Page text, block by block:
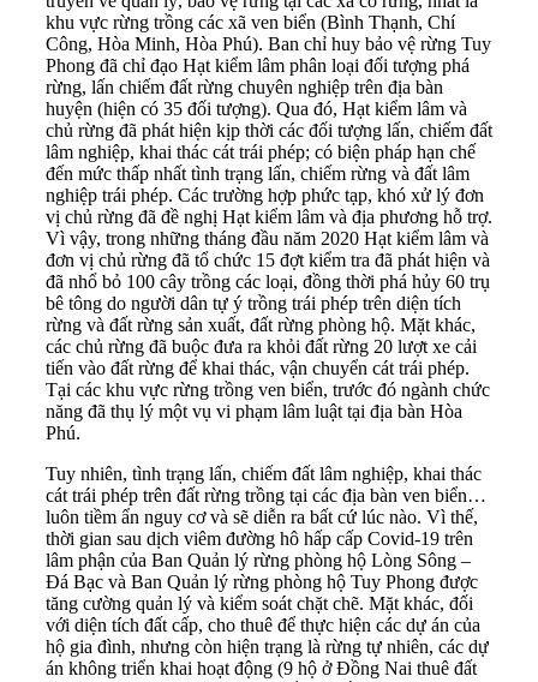
khu vực rừng trồng các xã ven biển (Bình Thạnh, Chí
Công, Hòa Minh, Hòa Phú). Ban chỉ huy bảo vệ rừng Tuy
Phong đã chỉ đạo Hạt kiểm lâm phân loại đối tượng phá
rừng, lấn chiếm đất rừng chuyên nghiệp trên địa bàn
huyện (hiện có 35 đối tượng). Qua đó, Hạt kiểm lâm và
chủ rừng đã phát hiện kịp thời các đối tượng lấn, chiếm đất
lâm nghiệp, khai thác cát trái phép; có biện pháp hạn chế
đến mức thấp nhất tình trạng lấn, chiếm rừng và đất lâm
nghiệp trái phép. Các trường hợp phức tạp, khó xử lý đơn
vị chủ rừng đã đề nghị Hạt kiểm lâm và địa phương hỗ trợ.
Vì vậy, trong những tháng đầu năm 2020 Hạt kiểm lâm và
đơn vị chủ rừng đã tổ chức 15 đợt kiểm tra đã phát hiện và
đã nhổ bỏ 100 cây trồng các loại, đồng thời phá hủy 60 trụ
bê tông do người dân tự ý trồng trái phép trên diện tích
rừng và đất rừng sản xuất, đất rừng phòng hộ. Mặt khác,
các chủ rừng đã buộc đưa ra khỏi đất rừng 20 lượt xe cải
tiến vào đất rừng để khai thác, vận chuyển cát trái phép.
Tại các khu vực rừng trồng ven biển, trước đó ngành chức
năng đã thụ lý một vụ vi phạm lâm luật tại địa bàn Hòa
Phú.
Tuy nhiên, tình trạng lấn, chiếm đất lâm nghiệp, khai thác
cát trái phép trên đất rừng trồng tại các địa bàn ven biển…
luôn tiềm ẩn nguy cơ và sẽ diễn ra bất cứ lúc nào. Vì thế,
thời gian sau dịch viêm đường hô hấp cấp Covid-19 trên
lâm phận của Ban Quản lý rừng phòng hộ Lòng Sông –
Đá Bạc và Ban Quản lý rừng phòng hộ Tuy Phong được
tăng cường quản lý và kiểm soát chặt chẽ. Mặt khác, đối
với diện tích đất cấp, cho thuê để thực hiện các dự án của
hộ gia đình, nhưng còn hiện trạng là rừng tự nhiên, các dự
án không triển khai hoạt động (9 hộ ở Đồng Nai thuê đất